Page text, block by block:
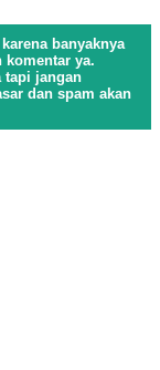
banyaknya
komentar ya.
tapi jangan
dan spam akan